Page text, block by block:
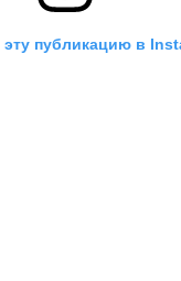
публикацию в